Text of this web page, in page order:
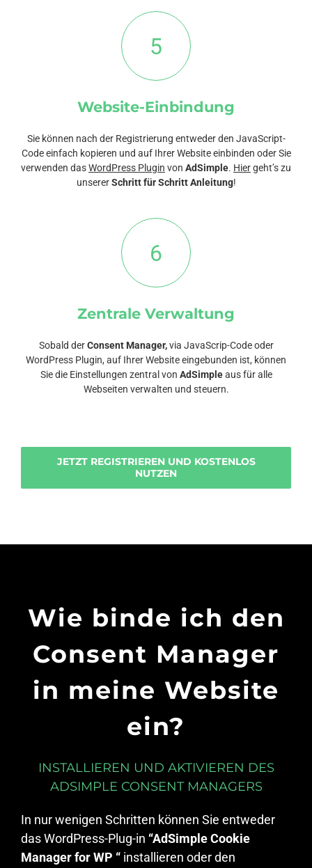
5
Website-Einbindung
Sie können nach der Registrierung entweder den JavaScript-
Code einfach kopieren und auf Ihrer Website einbinden oder Sie
verwenden dasWordPress Plugin von AdSimple. Hiergeht’s zu
unsererSchritt für Schritt Anleitung!
6
Zentrale Verwaltung
Sobald derConsent Manager,via JavaScrip-Code oder
WordPress Plugin, auf Ihrer Website eingebunden ist, können
Sie die Einstellungen zentral von AdSimpleaus für alle
Webseiten verwalten und steuern.
JETZT REGISTRIEREN UND KOSTENLOS
NUTZEN
Wie binde ich den
Consent Manager
in meine Website
ein?
INSTALLIEREN UND AKTIVIEREN DES
ADSIMPLE CONSENT MANAGERS
In nur wenigen Schritten können Sie entweder
das WordPress-Plug-in “AdSimple Cookie
Manager for WP “ installieren oder den